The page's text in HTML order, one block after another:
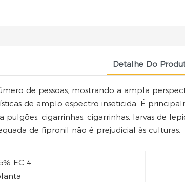
Detalhe Do
de pessoas, mostrando a ampla
de amplo espectro inseticida. É
pulgões, cigarrinhas, cigarrinhas, larvas de
de fipronil não é prejudicial às culturas.